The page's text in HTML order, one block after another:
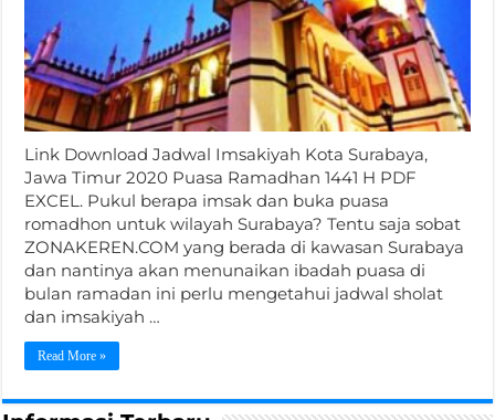
Link Download Jadwal Imsakiyah Kota Surabaya,
Jawa Timur 2020 Puasa Ramadhan 1441 H PDF
EXCEL. Pukul berapa imsak dan buka puasa
romadhon untuk wilayah Surabaya? Tentu saja sobat
ZONAKEREN.COM yang berada di kawasan Surabaya
dan nantinya akan menunaikan ibadah puasa di
bulan ramadan ini perlu mengetahui jadwal sholat
dan imsakiyah …
Read More »